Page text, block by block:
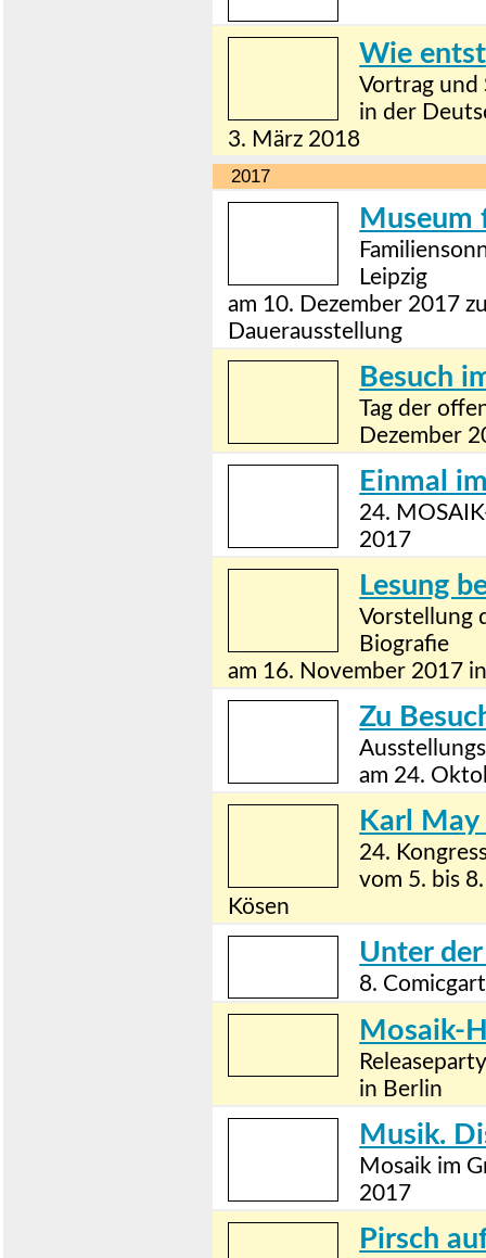
Wie
Vortrag und
in der
3. März 2018
2017
Museum
Leipzig
am 10. Dezember 2017
Dauerausstellung
Besuch
Tag der
Dezember
Einmal
24.
2017
Lesung
Vorstellung
Biografie
am 16. November 2017
Zu
am 24.
Karl
24.
vom 5. bis
Kösen
Unter
8.
Mosaik-
in Berlin
Musik.
Mosaik im
2017
Pirsch